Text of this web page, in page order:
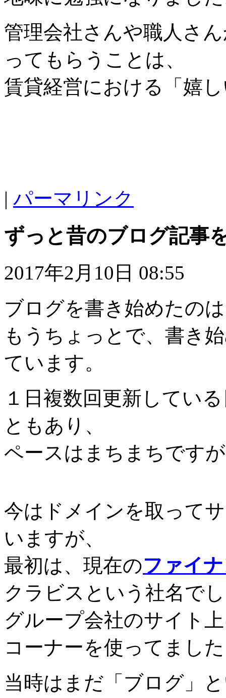
管理会社さんや職人さ
ってもらうことは、
賃貸経営における「嬉
| パーマリンク
ずっと昔のブログ記事
2017年2月10日 08:55
ブログを書き始めたの
もうちょっとで、書き
ています。
１日複数回更新してい
ともあり、
ペースはまちまちです
今はドメインを取って
いますが、
最初は、現在のファイ
クラビスという社名で
グループ会社のサイト
コーナーを使ってまし
当時はまだ「ブログ」